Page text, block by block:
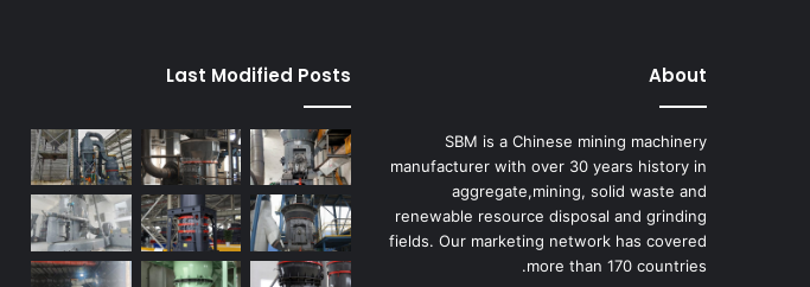
About
SBM is a Chinese mining machinery
manufacturer with over 30 years history in
aggregate,mining, solid waste and
renewable resource disposal and grinding
fields. Our marketing network has covered
more than 170 countries.
Last Modified Posts